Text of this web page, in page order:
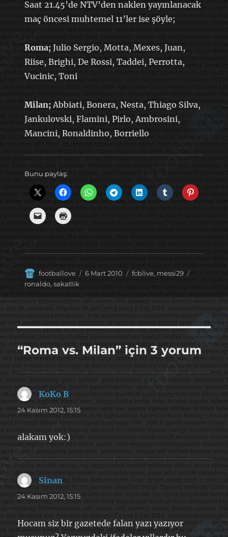
Saat 21.45’de NTV’den naklen yayınlanacak
maç öncesi muhtemel 11’ler ise şöyle;
Roma;Julio Sergio, Motta, Mexes, Juan,
Riise, Brighi, De Rossi, Taddei, Perrotta,
Vucinic, Toni
Milan;Abbiati, Bonera, Nesta, Thiago Silva,
Jankulovski, Flamini, Pirlo, Ambrosini,
Mancini, Ronaldinho, Borriello
Bunu paylaş:
Yazar
footballove
Yayın
6 Mart 2010 Kategoriler
fcblive, messi29
ronaldo, sakatlik
“Roma vs. Milan” için 3 yorum
KoKo Bdedi
ki:
24 Kasım 2012, 15:15
alakam yok:)
Sinan dedi
ki:
24 Kasım 2012, 15:15
Hocam siz bir gazetede falan yazı yazıyor